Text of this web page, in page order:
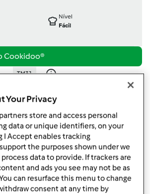
Nível
Fácil
TM31
published: 24.07.2014
alterado: 08.07.2015
às minhas coleções
Partilhar receita
Criar uma variante
Your Privacy
partners store and access personal
data or unique identifiers, on your
I Accept enables tracking
the purposes shown under we
data to provide. If trackers are
and ads you see may not be as
can resurface this menu to change
consent at any time by